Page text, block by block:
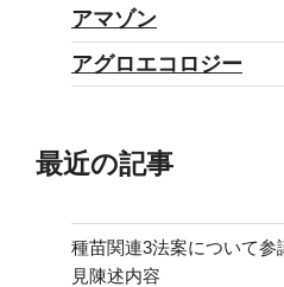
アマゾン
アグロエコロジー
最近の記事
種苗関連3法案について
見陳述内容